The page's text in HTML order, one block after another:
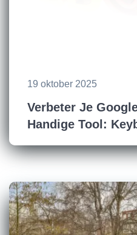
19 oktober 2025
Verbeter Je
Handige Tool: